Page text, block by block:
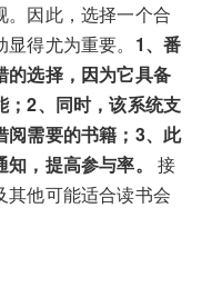
。因此，选择一个合
得尤为重要。 1、番
的选择，因为它具备
；2、同时，该系统支
阅需要的书籍；3、此
，提高参与率。
接
其他可能适合读书会